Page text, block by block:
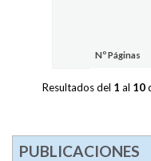
Nº Páginas
Resultados del 1 al 10
PUBLICACIONES